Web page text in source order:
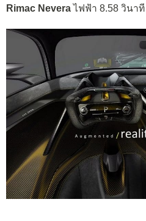
Rimac Neveraไฟฟ้า 8.58 วินาที